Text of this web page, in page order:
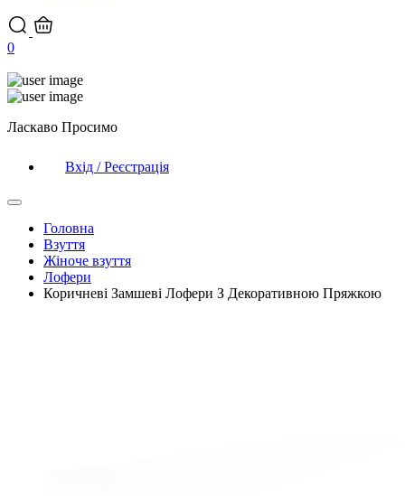
0
Ласкаво Просимо
Вхід / Реєстрація
Головна
Взуття
Жіноче взуття
Лофери
Коричневі Замшеві Лофери З Декоративною Пряжкою